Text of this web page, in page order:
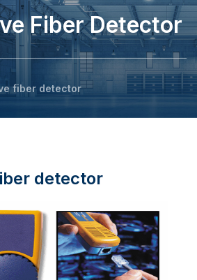
Fiber Detector
fiber detector
detector